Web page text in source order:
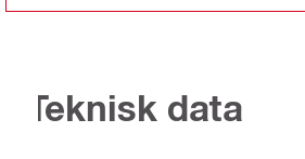
Teknisk data